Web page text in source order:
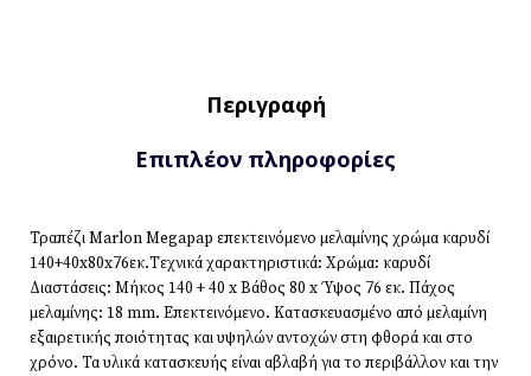
Περιγραφή
Επιπλέον πληροφορίες
Τραπέζι Marlon Megapap επεκτεινόμενο μελαμίνης χρώμα καρυδί
140+40x80x76εκ.Τεχνικά χαρακτηριστικά: Χρώμα: καρυδί
Διαστάσεις: Μήκος 140 + 40 x Βάθος 80 x Ύψος 76 εκ. Πάχος
μελαμίνης: 18 mm. Επεκτεινόμενο. Κατασκευασμένο από μελαμίνη
εξαιρετικής ποιότητας και υψηλών αντοχών στη φθορά και στο
χρόνο. Τα υλικά κατασκευής είναι αβλαβή για το περιβάλλον και την